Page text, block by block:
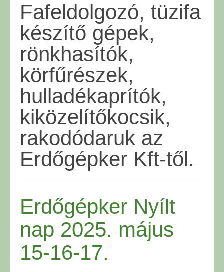
Fafeldolgozó, tüzifa
készítő gépek,
rönkhasítók,
körfűrészek,
hulladékaprítók,
kiközelítőkocsik,
rakodódaruk az
Erdőgépker Kft-től.
Erdőgépker Nyílt
nap 2025. május
15-16-17.